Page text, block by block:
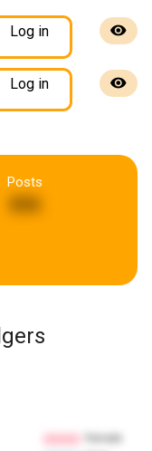
Log in
Log in
Posts
896